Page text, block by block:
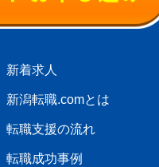
新着求人
新潟転職.comとは
転職支援の流れ
転職成功事例